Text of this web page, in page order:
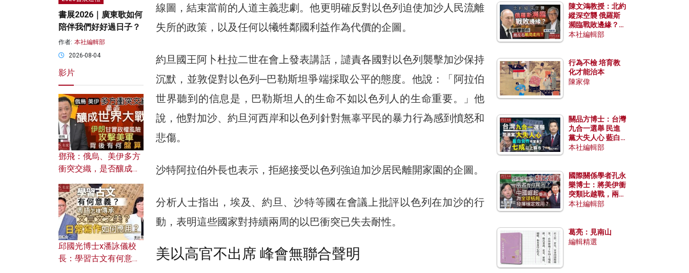
線圖，結束當前的人道主義悲劇。他更明確反對以色列迫使加沙人民流離
失所的政策，以及任何以犧牲鄰國利益作為代價的企圖。
約旦國王阿卜杜拉二世在會上發表講話，譴責各國對以色列襲擊加沙保持
沉默，並敦促對以色列─巴勒斯坦爭端採取公平的態度。他說：「阿拉伯
世界聽到的信息是，巴勒斯坦人的生命不如以色列人的生命重要。」他
說，他對加沙、約旦河西岸和以色列針對無辜平民的暴力行為感到憤怒和
悲傷。
沙特阿拉伯外長也表示，拒絕接受以色列強迫加沙居民離開家園的企圖。
分析人士指出，埃及、約旦、沙特等國在會議上批評以色列在加沙的行
動，表明這些國家對持續兩周的以巴衝突已失去耐性。
美以高官不出席 峰會無聯合聲明
書展2026｜廣東歌如何
陪伴我們好好過日子？
作者: 本社編輯部
2026-08-04
影片
鄧飛：俄烏、美伊多方
衝突交織，是否釀成世
風險攻擊美軍，背後有
何盤算？
邱國光博士x潘詠儀校
長：學習古文有何意
陳文鴻教授：北約
縱深空襲 俄羅斯
瀕臨戰敗邊緣？中
國零部件能左右戰
本社編輯部
行為不檢 培育教
化才能治本
陳家偉
關品方博士：台灣
九合一選舉 民進
黨大失人心 藍白
合作有望拿下七成
本社編輯部
國際關係學者孔永
樂博士：將美伊衝
突類比越戰，兩者
有何異同？中國崛
本社編輯部
葛亮：見南山
編輯精選